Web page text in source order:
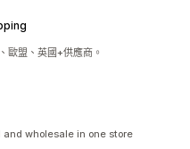
歐盟、英國+供應商。
wholesale in one store